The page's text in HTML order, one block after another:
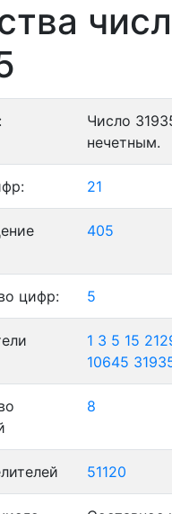
Число
нечетным.
21
405
цифр: 5
1 3 5 15
10645
8
51120